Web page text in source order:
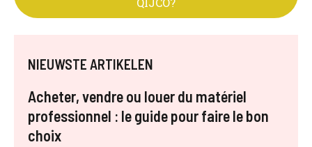
NIEUWSTE ARTIKELEN
Acheter, vendre ou louer du matériel
professionnel : le guide pour faire le bon
choix